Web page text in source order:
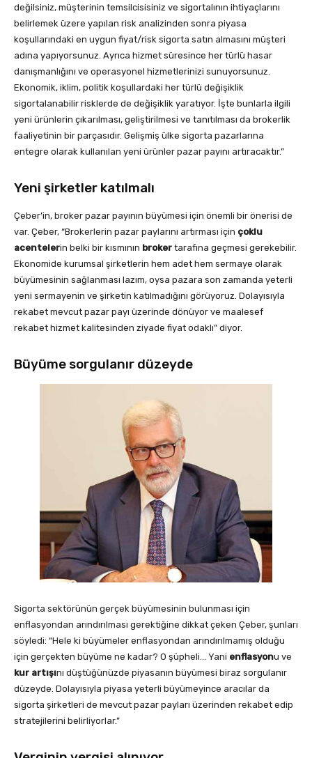
değilsiniz, müşterinin temsilcisisiniz ve sigortalının ihtiyaçlarını
belirlemek üzere yapılan risk analizinden sonra piyasa
koşullarındaki en uygun fiyat/risk sigorta satın almasını müşteri
adına yapıyorsunuz. Ayrıca hizmet süresince her türlü hasar
danışmanlığını ve operasyonel hizmetlerinizi sunuyorsunuz.
Ekonomik, iklim, politik koşullardaki her türlü değişiklik
sigortalanabilir risklerde de değişiklik yaratıyor. İşte bunlarla ilgili
yeni ürünlerin çıkarılması, geliştirilmesi ve tanıtılması da brokerlik
faaliyetinin bir parçasıdır. Gelişmiş ülke sigorta pazarlarına
entegre olarak kullanılan yeni ürünler pazar payını artıracaktır.”
Yeni şirketler katılmalı
Çeber’in, broker pazar payının büyümesi için önemli bir önerisi de
var. Çeber, “Brokerlerin pazar paylarını artırması için çoklu
acentelerin belki bir kısmının broker tarafına geçmesi gerekebilir.
Ekonomide kurumsal şirketlerin hem adet hem sermaye olarak
büyümesinin sağlanması lazım, oysa pazara son zamanda yeterli
yeni sermayenin ve şirketin katılmadığını görüyoruz. Dolayısıyla
rekabet mevcut pazar payı üzerinde dönüyor ve maalesef
rekabet hizmet kalitesinden ziyade fiyat odaklı” diyor.
Büyüme sorgulanır düzeyde
Sigorta sektörünün gerçek büyümesinin bulunması için
enflasyondan arındırılması gerektiğine dikkat çeken Çeber, şunları
söyledi: “Hele ki büyümeler enflasyondan arındırılmamış olduğu
için gerçekten büyüme ne kadar? O şüpheli… Yani enflasyonu ve
kur artışını düştüğünüzde piyasanın büyümesi biraz sorgulanır
düzeyde. Dolayısıyla piyasa yeterli büyümeyince aracılar da
sigorta şirketleri de mevcut pazar payları üzerinden rekabet edip
stratejilerini belirliyorlar.”